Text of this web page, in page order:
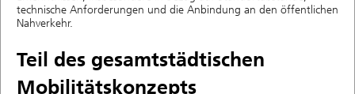
technische Anforderungen und die Anbindung an den öffentlichen
Nahverkehr.
Teil des gesamtstädtischen
Mobilitätskonzepts